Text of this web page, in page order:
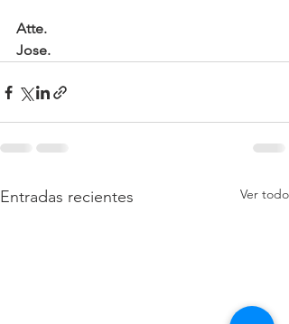
Atte.
Jose.
Entradas recientes Ver todo